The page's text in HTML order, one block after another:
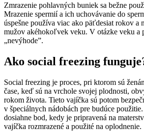
Zmrazenie pohlavných buniek sa bežne
Mrazenie spermií a ich uchovávanie do
úspešne používa viac ako päťdesiat rokov a
mužov akéhokoľvek veku. V otázke veku a
„nevýhode”.
Ako social freezing
Social freezing je proces, pri ktorom sú
čase, keď sú na vrchole svojej plodnosti,
rokom života. Tieto vajíčka sú potom
v špeciálnych nádobách pre budúce
dosiahne bod, kedy je pripravená na
vajíčka rozmrazené a použité na oplodnenie.